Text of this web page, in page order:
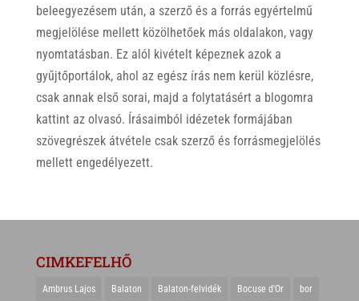
beleegyezésem után, a szerző és a forrás egyértelmű
megjelölése mellett közölhetőek más oldalakon, vagy
nyomtatásban. Ez alól kivételt képeznek azok a
gyűjtőportálok, ahol az egész írás nem kerül közlésre,
csak annak első sorai, majd a folytatásért a blogomra
kattint az olvasó. Írásaimból idézetek formájában
szövegrészek átvétele csak szerző és forrásmegjelölés
mellett engedélyezett.
CIMKEFELHŐ
Ambrus Lajos Balaton Balaton-felvidék Bocuse d'Or bor